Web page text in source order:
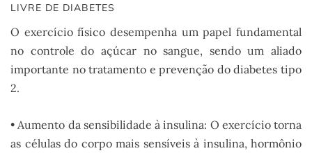
LIVRE DE DIABETES
O exercício físico desempenha um papel fundamental
no controle do açúcar no sangue, sendo um aliado
importante no tratamento e prevenção do diabetes tipo
2.
• Aumento da sensibilidade à insulina: O exercício torna
as células do corpo mais sensíveis à insulina, hormônio